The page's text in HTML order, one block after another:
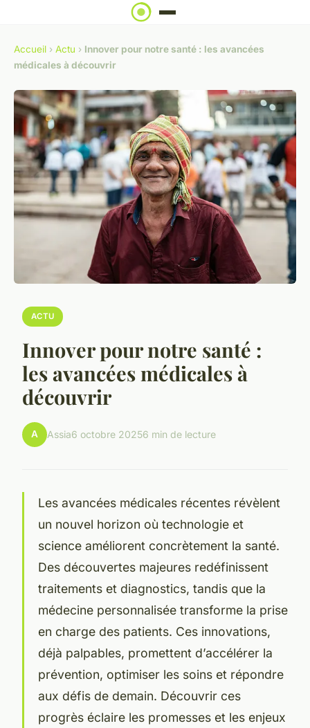
Accueil › Actu › Innover pour notre santé : les avancées
médicales à découvrir
ACTU
Innover pour notre santé :
les avancées médicales à
découvrir
A Assia6 octobre 20256 min de lecture
Les avancées médicales récentes révèlent
un nouvel horizon où technologie et
science améliorent concrètement la santé.
Des découvertes majeures redéfinissent
traitements et diagnostics, tandis que la
médecine personnalisée transforme la prise
en charge des patients. Ces innovations,
déjà palpables, promettent d’accélérer la
prévention, optimiser les soins et répondre
aux défis de demain. Découvrir ces
progrès éclaire les promesses et les enjeux